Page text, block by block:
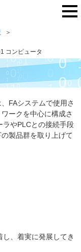
コンピュータ
FAシステムで使用さ
ークを中心に構成さ
ラやPLCとの接続手段
製品群を取り上げて
、着実に発展してき